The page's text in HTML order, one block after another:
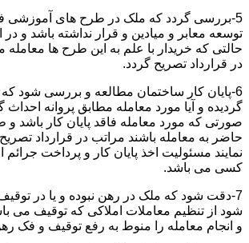
5-بررسی گردد که ملک در طرح های
توسعه معابر و میادین و قرار نداشته باشد و
حالتی که خریدار با علم به این طرح ها معامله
در قرارداد تصریح گردد.
6-پایان کار ساختمان مطالعه و بررسی شود
گردیده و آیا مورد معامله مطابق پروانه احداث
صورتی که مورد معامله فاقد پایان کار باشد
حاضر به معامله باشند مراتب در قرارداد
نمایند مسئولیت اخذ پایان کار و پرداخت
کسی می باشد.
7-دقت شود که ملک در رهن نبوده و یا در
شود از تنظیم معاملات املاکی که توقیف می
و انجام معامله را منوط به رفع توقیف و فک